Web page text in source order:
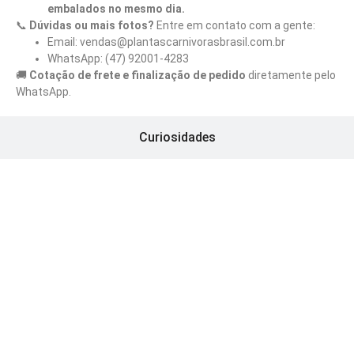
Curiosidades
embalados no mesmo dia.
📞 Dúvidas ou mais fotos? Entre em contato com a gente:
Email: vendas@plantascarnivorasbrasil.com.br
WhatsApp: (47) 92001-4283
🚚 Cotação de frete e finalização de pedido diretamente pelo
WhatsApp.